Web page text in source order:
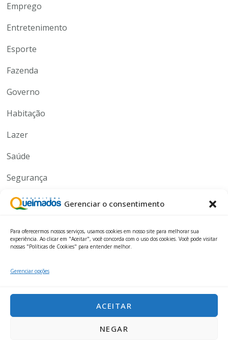
Gerenciar o consentimento
Para oferecermos nossos serviços, usamos cookies em nosso site para melhorar sua
experiência. Ao clicar em "Aceitar", você concorda com o uso dos cookies. Você pode visitar
nossas "Políticas de Cookies" para entender melhor.
Gerenciar opções
ACEITAR
NEGAR
Emprego
Entretenimento
Esporte
Fazenda
Governo
Habitação
Lazer
Saúde
Segurança
Serviços